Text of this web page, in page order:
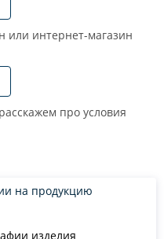
интернет-магазин
про условия
изделия
на продукцию